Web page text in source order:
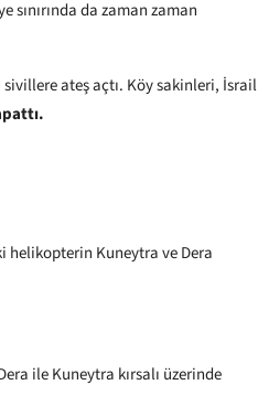
da zaman zaman
ateş açtı. Köy sakinleri, İsrail
helikopterin Kuneytra ve Dera
ile Kuneytra kırsalı üzerinde